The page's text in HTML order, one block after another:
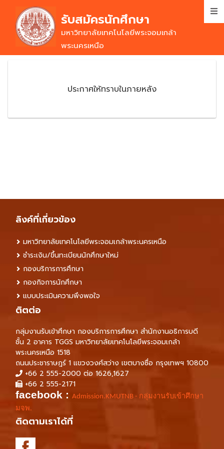
main
content
รับสมัครนักศึกษา
มหาวิทยาลัยเทคโนโลยีพระจอมเกล้า
พระนครเหนือ
ประกาศให้ทราบในภายหลัง
ลิงค์ที่เกี่ยวข้อง
มหาวิทยาลัยเทคโนโลยีพระจอมเกล้าพระนครเหนือ
ชำระเงิน/ขึ้นทะเบียนนักศึกษาใหม่
กองบริการการศึกษา
กองกิจการนักศึกษา
แบบประเมินความพึงพอใจ
ติตต่อ
กลุ่มงานรับเข้าศึกษา กองบริการการศึกษา สำนักงานอธิการบดี
ชั้น 2 อาคาร TGGS มหาวิทยาลัยเทคโนโลยีพระจอมเกล้า
พระนครเหนือ 1518
ถนนประชาราษฎร์ 1 แขวงวงศ์สว่าง เขตบางซื่อ กรุงเทพฯ 10800
+66 2 555-2000 ต่อ 1626,1627
+66 2 555-2171
facebook : Admission.KMUTNB - กลุ่มงานรับเข้าศึกษา
มจพ.
ติดตามเราได้ที่